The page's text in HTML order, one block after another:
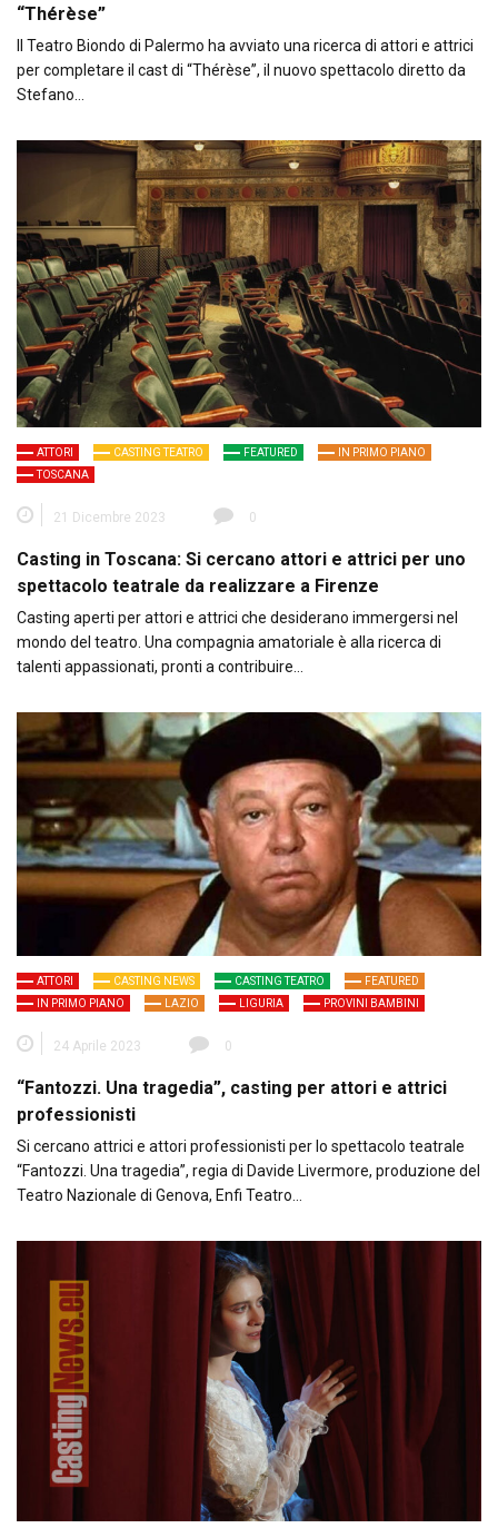
“Thérèse”
Il Teatro Biondo di Palermo ha avviato una ricerca di attori e attrici
per completare il cast di “Thérèse”, il nuovo spettacolo diretto da
Stefano…
ATTORI CASTING TEATRO FEATURED
IN PRIMO PIANO
TOSCANA
21 Dicembre 2023 0
Casting in Toscana: Si cercano attori e attrici per uno
spettacolo teatrale da realizzare a Firenze
Casting aperti per attori e attrici che desiderano immergersi nel
mondo del teatro. Una compagnia amatoriale è alla ricerca di
talenti appassionati, pronti a contribuire…
ATTORI CASTING NEWS CASTING TEATRO
FEATURED
IN PRIMO PIANO
LAZIO LIGURIA PROVINI BAMBINI
24 Aprile 2023 0
“Fantozzi. Una tragedia”, casting per attori e attrici
professionisti
Si cercano attrici e attori professionisti per lo spettacolo teatrale
“Fantozzi. Una tragedia”, regia di Davide Livermore, produzione del
Teatro Nazionale di Genova, Enfi Teatro…